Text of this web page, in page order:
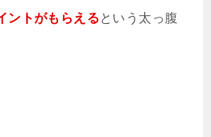
ントがもらえるという太っ腹